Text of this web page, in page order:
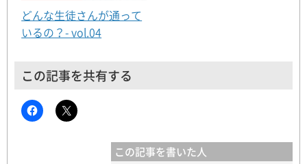
どんな生徒さんが通って
いるの？- vol.04
この記事を共有する
この記事を書いた人